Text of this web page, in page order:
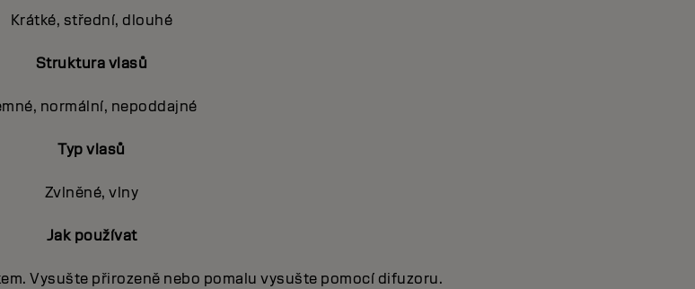
Krátké, střední, dlouhé
Struktura vlasů
normální, nepoddajné
Typ vlasů
Zvlněné, vlny
Jak používat
Vysušte přirozeně nebo pomalu vysušte pomocí difuzoru.